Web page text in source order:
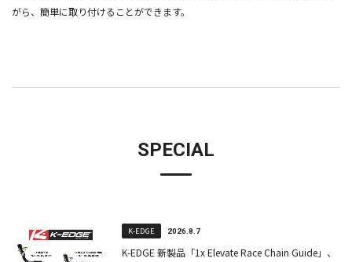
がら、簡単に取り付けることができます。
SPECIAL